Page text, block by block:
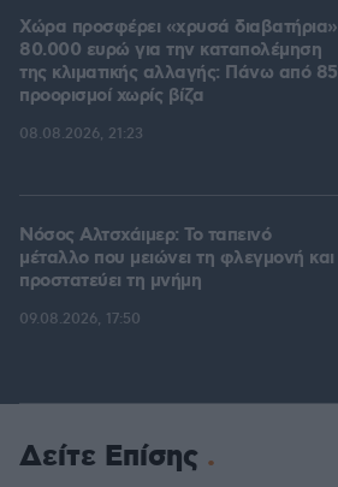
Χώρα προσφέρει «χρυσά διαβατήρια»
80.000 ευρώ για την καταπολέμηση
της κλιματικής αλλαγής: Πάνω από 85
προορισμοί χωρίς βίζα
08.08.2026, 21:23
Νόσος Αλτσχάιμερ: Το ταπεινό
μέταλλο που μειώνει τη φλεγμονή και
προστατεύει τη μνήμη
09.08.2026, 17:50
Δείτε Επίσης